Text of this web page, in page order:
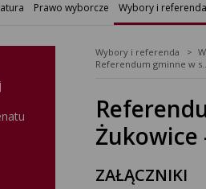
Prawo wyborcze Wybory i referenda
Wybory i referenda
Referendum gminne w
Żukowice
ZAŁĄCZNIKI